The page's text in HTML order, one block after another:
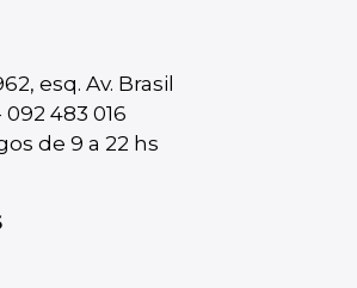
esq. Av. Brasil
092 483 016
de 9 a 22 hs